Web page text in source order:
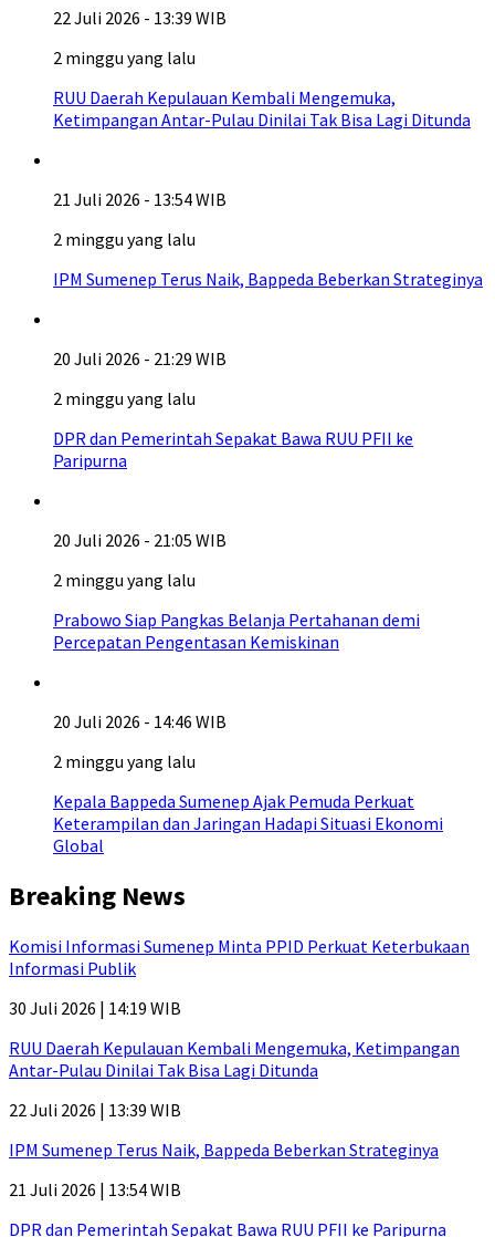
22 Juli 2026 - 13:39 WIB
2 minggu yang lalu
RUU Daerah Kepulauan Kembali Mengemuka,
Ketimpangan Antar-Pulau Dinilai Tak Bisa Lagi Ditunda
21 Juli 2026 - 13:54 WIB
2 minggu yang lalu
IPM Sumenep Terus Naik, Bappeda Beberkan Strateginya
20 Juli 2026 - 21:29 WIB
2 minggu yang lalu
DPR dan Pemerintah Sepakat Bawa RUU PFII ke
Paripurna
20 Juli 2026 - 21:05 WIB
2 minggu yang lalu
Prabowo Siap Pangkas Belanja Pertahanan demi
Percepatan Pengentasan Kemiskinan
20 Juli 2026 - 14:46 WIB
2 minggu yang lalu
Kepala Bappeda Sumenep Ajak Pemuda Perkuat
Keterampilan dan Jaringan Hadapi Situasi Ekonomi
Global
Breaking News
Komisi Informasi Sumenep Minta PPID Perkuat Keterbukaan
Informasi Publik
30 Juli 2026 | 14:19 WIB
RUU Daerah Kepulauan Kembali Mengemuka, Ketimpangan
Antar-Pulau Dinilai Tak Bisa Lagi Ditunda
22 Juli 2026 | 13:39 WIB
IPM Sumenep Terus Naik, Bappeda Beberkan Strateginya
21 Juli 2026 | 13:54 WIB
DPR dan Pemerintah Sepakat Bawa RUU PFII ke Paripurna